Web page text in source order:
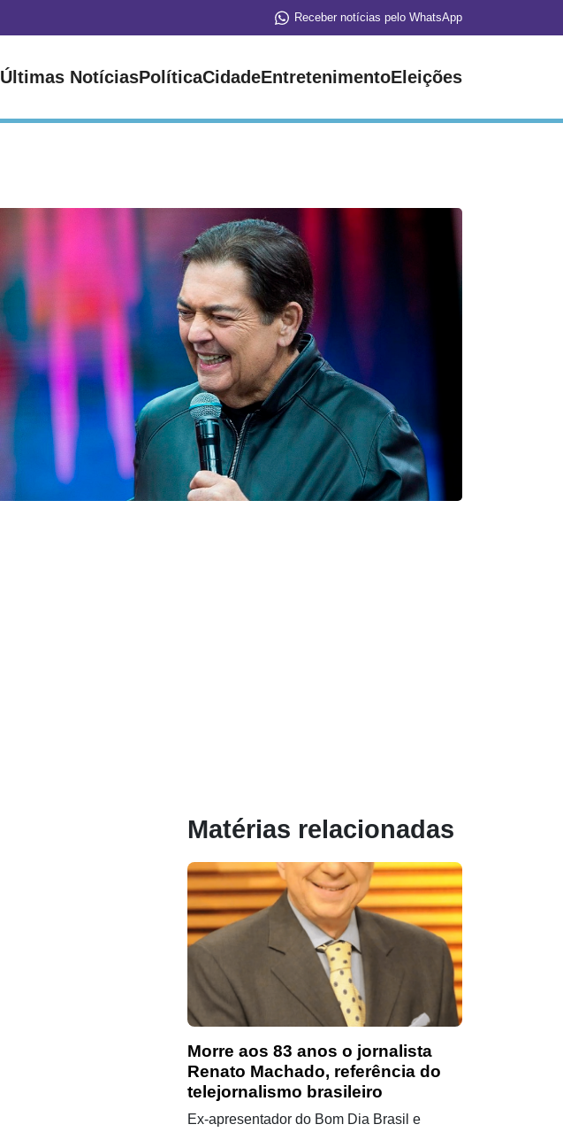
Receber notícias pelo WhatsApp
Últimas NotíciasPolíticaCidadeEntretenimentoEleições
Matérias relacionadas
Morre aos 83 anos o jornalista
Renato Machado, referência do
telejornalismo brasileiro
Ex-apresentador do Bom Dia Brasil e